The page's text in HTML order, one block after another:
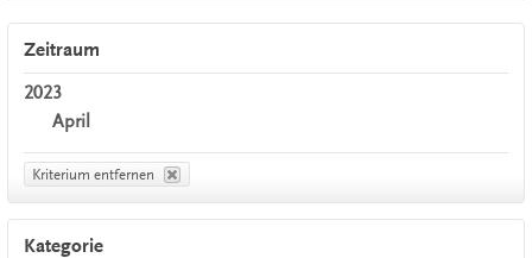
Zeitraum
2023
April
Kriterium entfernen
Kategorie